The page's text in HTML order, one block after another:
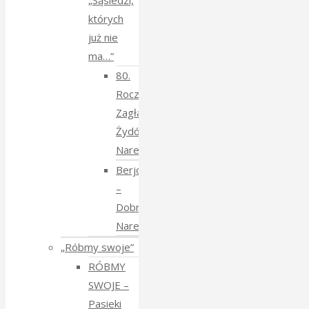
których
już nie
ma…”
80.
Rocznica
Zagłady
Żydów
Narewkowskich
Berjozkele
–
Dobranoc
Narewko
„Róbmy swoje”
RÓBMY
SWOJE –
Pasieki